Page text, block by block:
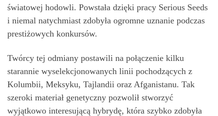
światowej hodowli. Powstała dzięki pracy Serious Seeds
i niemal natychmiast zdobyła ogromne uznanie podczas
prestiżowych konkursów.
Twórcy tej odmiany postawili na połączenie kilku
starannie wyselekcjonowanych linii pochodzących z
Kolumbii, Meksyku, Tajlandii oraz Afganistanu. Tak
szeroki materiał genetyczny pozwolił stworzyć
wyjątkowo interesującą hybrydę, która szybko zdobyła